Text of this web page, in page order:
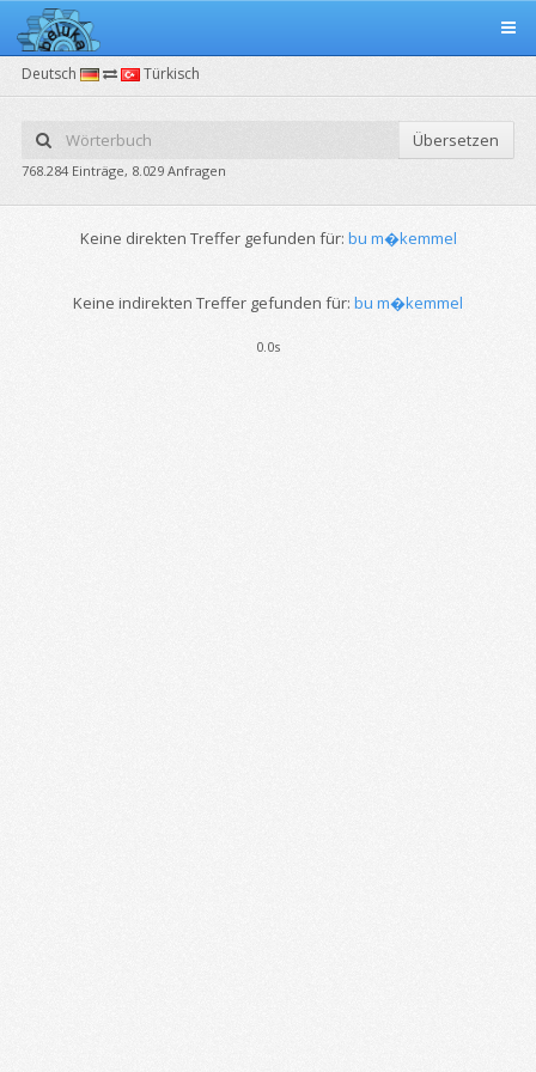
Deutsch Türkisch
Übersetzen
768.284 Einträge, 8.029 Anfragen
Keine direkten Treffer gefunden für: bu m�kemmel
Keine indirekten Treffer gefunden für: bu m�kemmel
0.0s